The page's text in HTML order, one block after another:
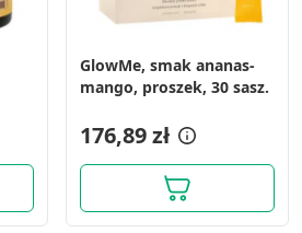
GlowMe, smak ananas-
mango, proszek, 30 sasz.
176,89 zł